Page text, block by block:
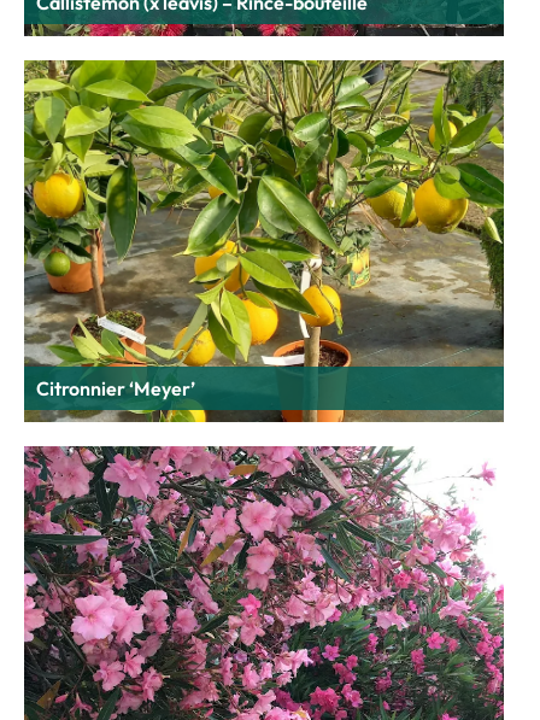
Citronnier ‘Meyer’